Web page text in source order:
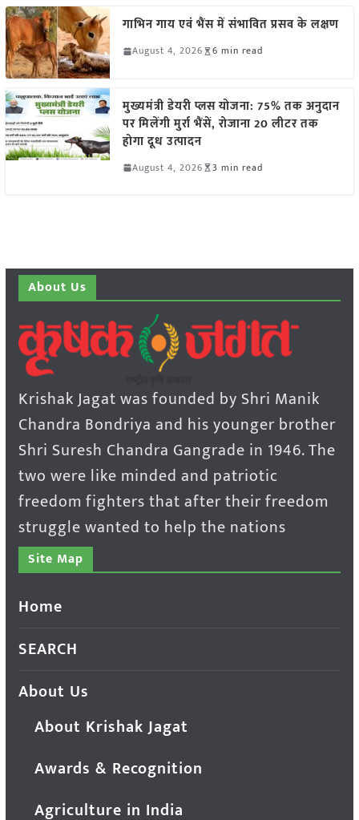
गाभिन गाय एवं भैंस में संभावित प्रसव के लक्षण
August 4, 2026 6 min read
मुख्यमंत्री डेयरी प्लस योजना: 75% तक अनुदान
पर मिलेंगी मुर्रा भैंसें, रोजाना 20 लीटर तक
होगा दूध उत्पादन
August 4, 2026 3 min read
About Us
Krishak Jagat was founded by Shri Manik
Chandra Bondriya and his younger brother
Shri Suresh Chandra Gangrade in 1946. The
two were like minded and patriotic
freedom fighters that after their freedom
struggle wanted to help the nations
Site Map
Home
SEARCH
About Us
About Krishak Jagat
Awards & Recognition
Agriculture in India